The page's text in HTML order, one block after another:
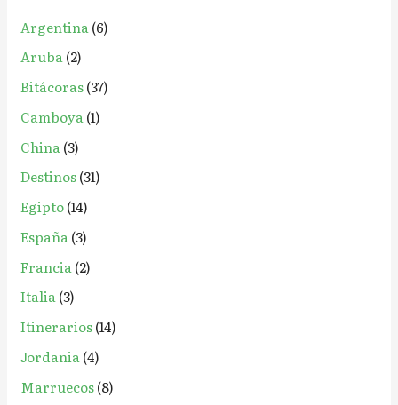
p
o
r
:
Argentina(6)
Aruba(2)
Bitácoras(37)
Camboya(1)
China(3)
Destinos(31)
Egipto(14)
España(3)
Francia(2)
Italia(3)
Itinerarios(14)
Jordania(4)
Marruecos(8)